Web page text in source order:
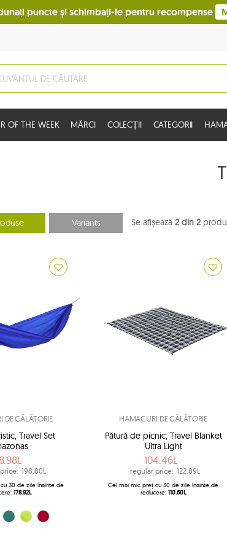
puncte și schimbați-le pentru recompense
OF THE WEEK MĂRCI COLECȚII CATEGORII
Variants Se afișează 2 din 2
DE CĂLĂTORIE
Travel Set
198.80L
30 de zile înainte de
178.92L
(Jungle)
lemon (Lime)
roșu (Mars)
HAMACURI DE CĂLĂTORIE
Pătură de picnic, Travel Blanket
Ultra Light
104.46L
regular price: 122.89L
Cel mai mic preț cu 30 de zile înainte de
reducere: 110.60L